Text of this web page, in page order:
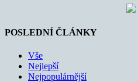
POSLEDNÍ ČLÁNKY
Vše
Nejlepší
Nejpopulárnější